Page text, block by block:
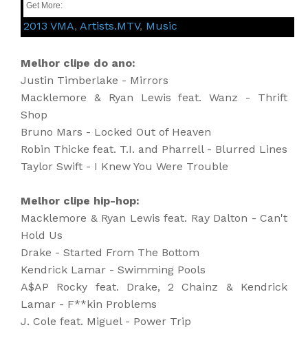
Get More:
2013 VMA, Artists.MTV, Music
Melhor clipe do ano:
Justin Timberlake - Mirrors
Macklemore & Ryan Lewis feat. Wanz - Thrift
Shop
Bruno Mars - Locked Out of Heaven
Robin Thicke feat. T.I. and Pharrell - Blurred Lines
Taylor Swift - I Knew You Were Trouble
Melhor clipe hip-hop:
Macklemore & Ryan Lewis feat. Ray Dalton - Can't
Hold Us
Drake - Started From The Bottom
Kendrick Lamar - Swimming Pools
A$AP Rocky feat. Drake, 2 Chainz & Kendrick
Lamar - F**kin Problems
J. Cole feat. Miguel - Power Trip